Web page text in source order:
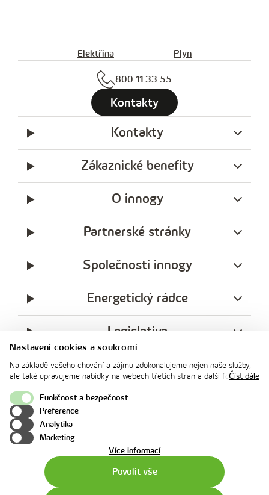
Nastavení cookies a soukromí
Na základě vašeho chování a zájmu zdokonalujeme nejen naše služby,
ale také upravujeme nabídky na webech třetích stran a další formy
souhlasu. Svoje nastavení můžete kdykoliv změnit v zápatí stránky v
„Nastavení soukromí". Více informací o tom, jak se soubory cookies a
osobními údaji pracujeme, včetně možností uplatnění vašich práv,
naleznete na webové stránce v sekci
Číst dále
Funkčnost a bezpečnost
Preference
Analytika
Marketing
Více informacío
Povolit vše
Elektřina Plyn
800 11 33 55
Kontakty
Kontakty
Zákaznické benefity
O innogy
Partnerské stránky
Společnosti innogy
Energetický rádce
Legislativa
Ochrana soukromí